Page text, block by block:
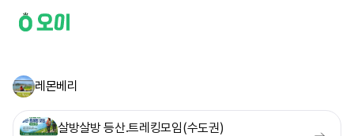
레몬베리
살방살방 등산.트레킹모임(수도권)